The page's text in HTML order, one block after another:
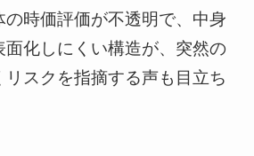
の時価評価が不透明で、中身
面化しにくい構造が、突然の
スクを指摘する声も目立ち